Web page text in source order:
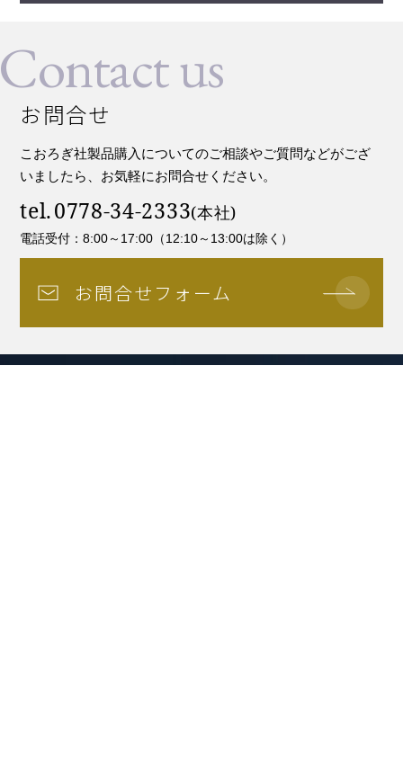
us
お問合せ
こおろぎ社製品購入についてのご相談やご質問などがござ
いましたら、お気軽にお問合せください。
tel.0778-34-2333
電話受付：8:00～17:00（12:10～13:00は除く）
お問合せフォーム